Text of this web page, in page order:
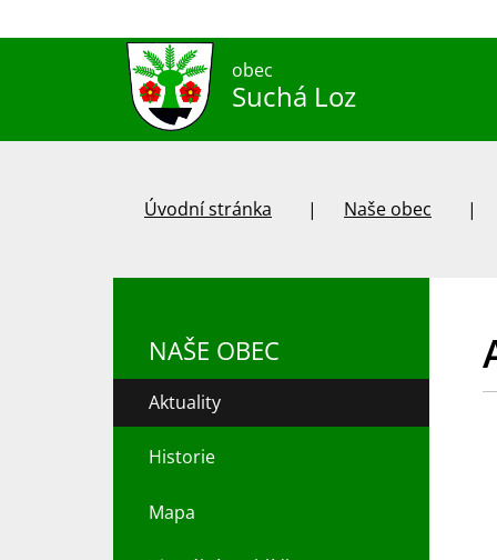
obec
Suchá Loz
Úvodní stránka Naše obec
NAŠE OBEC
Aktuality
Historie
Mapa